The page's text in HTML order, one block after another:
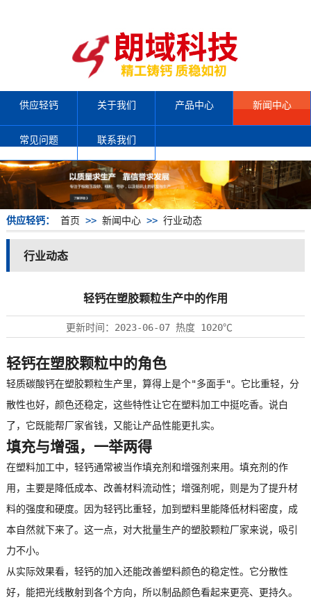
供应轻钙 关于我们 产品中心 新闻中心
常见问题 联系我们
供应轻钙： 首页 >> 新闻中心>> 行业动态
行业动态
轻钙在塑胶颗粒生产中的作用
更新时间： 2023-06-07热度 1020℃
轻钙在塑胶颗粒中的角色
轻质碳酸钙在塑胶颗粒生产里，算得上是个"多面手"。它比重轻，分
散性也好，颜色还稳定，这些特性让它在塑料加工中挺吃香。说白
了，它既能帮厂家省钱，又能让产品性能更扎实。
填充与增强，一举两得
在塑料加工中， 轻钙通常被当作填充剂和增强剂来用。填充剂的作
用，主要是降低成本、改善材料流动性；增强剂呢，则是为了提升材
料的强度和硬度。因为轻钙比重轻，加到塑料里能降低材料密度，成
本自然就下来了。这一点，对大批量生产的塑胶颗粒厂家来说，吸引
力不小。
从实际效果看，轻钙的加入还能改善塑料颜色的稳定性。它分散性
好，能把光线散射到各个方向，所以制品颜色看起来更亮、更持久。